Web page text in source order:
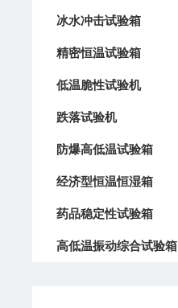
冰水冲击试验箱
精密恒温试验箱
低温脆性试验机
跌落试验机
防爆高低温试验箱
经济型恒温恒湿箱
药品稳定性试验箱
高低温振动综合试验箱